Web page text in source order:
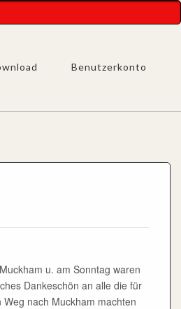
Benutzerkonto
u. am Sonntag waren
Dankeschön an alle die für
nach Muckham machten